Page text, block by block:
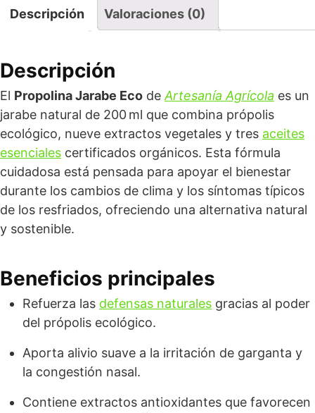
Descripción Valoraciones (0)
Descripción
El Propolina Jarabe Eco de Artesanía Agrícola es un
jarabe natural de 200 ml que combina própolis
ecológico, nueve extractos vegetales y tres aceites
esenciales certificados orgánicos. Esta fórmula
cuidadosa está pensada para apoyar el bienestar
durante los cambios de clima y los síntomas típicos
de los resfriados, ofreciendo una alternativa natural
y sostenible.
Beneficios principales
Refuerza las defensas naturales gracias al poder
del própolis ecológico.
Aporta alivio suave a la irritación de garganta y
la congestión nasal.
Contiene extractos antioxidantes que favorecen